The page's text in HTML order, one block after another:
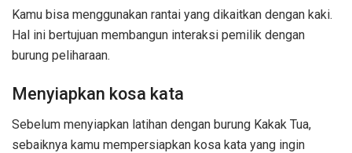
Kamu bisa menggunakan rantai yang dikaitkan dengan kaki.
Hal ini bertujuan membangun interaksi pemilik dengan
burung peliharaan.
Menyiapkan kosa kata
Sebelum menyiapkan latihan dengan burung Kakak Tua,
sebaiknya kamu mempersiapkan kosa kata yang ingin